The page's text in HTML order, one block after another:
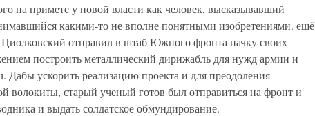
на примете у новой власти как человек, высказывавший
какими-то не вполне понятными изобретениями. ещё
Циолковский отправил в штаб Южного фронта пачку своих
построить металлический дирижабль для нужд армии и
Дабы ускорить реализацию проекта и для преодоления
волокиты, старый ученый готов был отправиться на фронт и
и выдать солдатское обмундирование.